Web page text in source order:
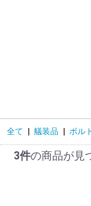
全て | 艤装品 | ボル
3件の商品が見